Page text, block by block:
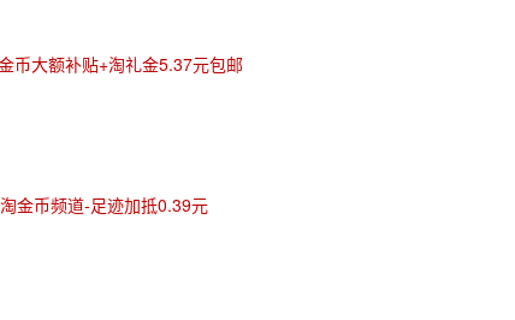
币大额补贴+淘礼金5.37元包邮
金币频道-足迹加抵0.39元